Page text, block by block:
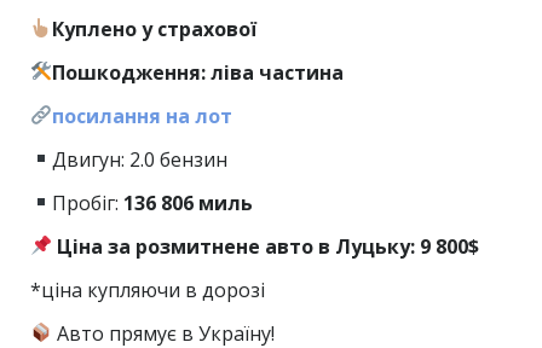
Куплено у страхової
Пошкодження: ліва частина
посилання на лот
Двигун: 2.0 бензин
Пробіг: 136 806 миль
Ціна за розмитнене авто в Луцьку: 9 800$
*ціна купляючи в дорозі
Авто прямує в Україну!